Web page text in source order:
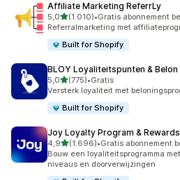
Affiliate Marketing ReferrLy
5,0van 5 sterren
(1.010)
1010 recensies in totaal
•Gratis abonnement
Referralmarketing met
Built for Shopify
BLOY Loyaliteitspunten & Belon
5,0van 5 sterren
(775)
775 recensies in totaal
•Gratis
Versterk loyaliteit met
Built for Shopify
Joy Loyalty Program & Rewards
4,9van 5 sterren
(1.696)
1696 recensies in totaal
•Gratis abonnement
Bouw een loyaliteitsprogramma
niveaus en doorverwijzingen